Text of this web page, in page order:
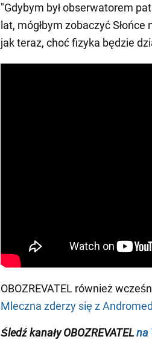
"Gdybym był obserwatorem
lat, mógłbym zobaczyć
jak teraz, choć fizyka będzie
OBOZREVATEL również
Mleczna zderzy się z
Śledź kanały OBOZREVATELna